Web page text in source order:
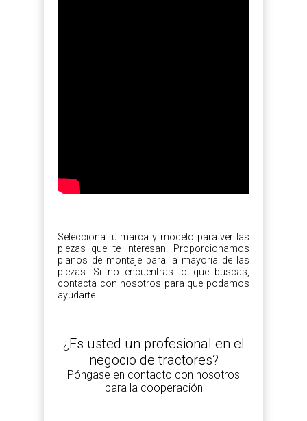
Selecciona tu marca y modelo para ver las
piezas que te interesan. Proporcionamos
planos de montaje para la mayoría de las
piezas. Si no encuentras lo que buscas,
contacta con nosotros para que podamos
ayudarte.
¿Es usted un profesional en el
negocio de tractores?
Póngase en contacto con nosotros
para la cooperación